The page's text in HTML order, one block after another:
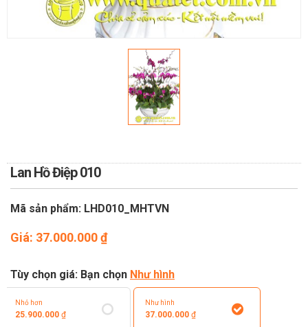
Lan Hồ Điệp 010
Mã sản phẩm: LHD010_MHTVN
Giá: 37.000.000₫
Tùy chọn giá: Bạn chọn Như hình
Nhỏ hơn
25.900.000 ₫
Như hình
37.000.000₫